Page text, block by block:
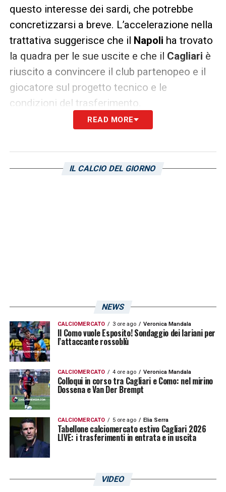
questo interesse dei sardi, che potrebbe
concretizzarsi a breve. L’accelerazione nella
trattativa suggerisce che il Napoli ha trovato
la quadra per le sue uscite e che il Cagliari è
riuscito a convincere il club partenopeo e il
giocatore sul progetto tecnico e le
condizioni del trasferimento.
READ MORE
IL CALCIO DEL GIORNO
NEWS
CALCIOMERCATO 3 ore ago Veronica Mandala
Il Como vuole Esposito! Sondaggio dei lariani per
l’attaccante rossoblù
CALCIOMERCATO 4 ore ago Veronica Mandala
Colloqui in corso tra Cagliari e Como: nel mirino
Dossena e Van Der Brempt
CALCIOMERCATO 5 ore ago Elia Serra
Tabellone calciomercato estivo Cagliari 2026
LIVE: i trasferimenti in entrata e in uscita
VIDEO